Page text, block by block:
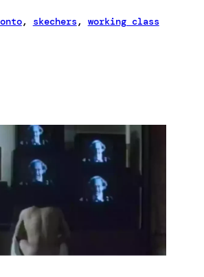
, skechers, working class